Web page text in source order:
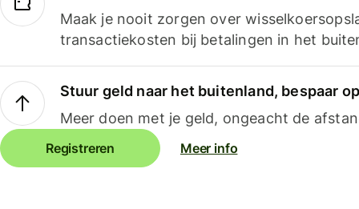
Maak je nooit zorgen over
transactiekosten bij betalingen in het
Stuur geld naar het buitenland, bespaar
Meer doen met je geld, ongeacht de
Registreren Meer info